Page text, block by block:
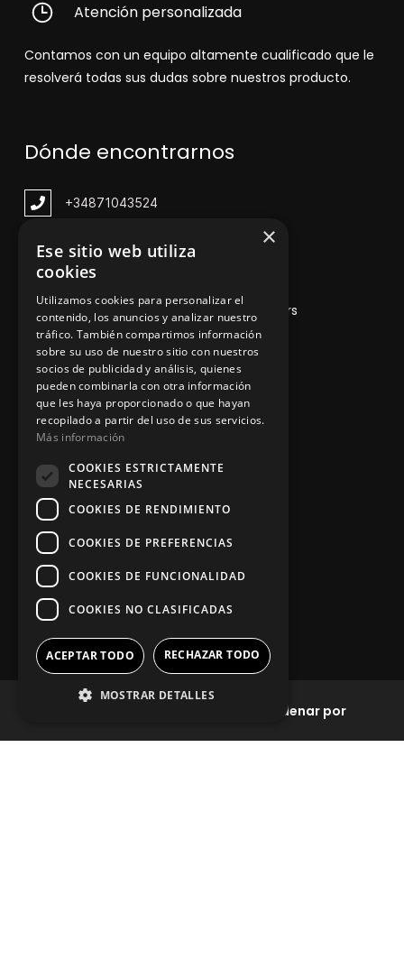
Ordenar por
Atención personalizada
Contamos con un equipo altamente cualificado que le
resolverá todas sus dudas sobre nuestros producto.
Dónde encontrarnos
+34871043524
Lunes a Viernes de 8hs a 16hs
D'es Siurells, 27, Marratxí, Illes Balears
Nuestros Servicios
Venta de maquinaria
Asesoramiento personalizado
Instalación y reparación
Contacto
Información legal
Política de privacidad
×
Ese sitio web utiliza
cookies
Utilizamos cookies para personalizar el
contenido, los anuncios y analizar nuestro
tráfico. También compartimos información
sobre su uso de nuestro sitio con nuestros
socios de publicidad y análisis, quienes
pueden combinarla con otra información
que les haya proporcionado o que hayan
recopilado a partir del uso de sus servicios.
Más información
COOKIES ESTRICTAMENTE
NECESARIAS
COOKIES DE RENDIMIENTO
COOKIES DE PREFERENCIAS
COOKIES DE FUNCIONALIDAD
COOKIES NO CLASIFICADAS
ACEPTAR TODO RECHAZAR TODO
MOSTRAR DETALLES